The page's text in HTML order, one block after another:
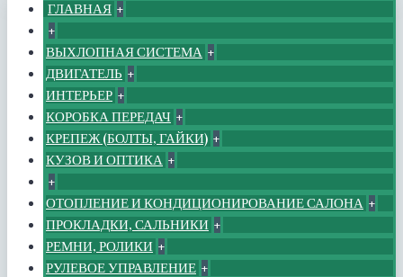
ГЛАВНАЯ +
+
ВЫХЛОПНАЯ СИСТЕМА +
ДВИГАТЕЛЬ +
ИНТЕРЬЕР +
КОРОБКА ПЕРЕДАЧ +
КРЕПЕЖ (БОЛТЫ, ГАЙКИ) +
КУЗОВ И ОПТИКА +
+
ОТОПЛЕНИЕ И КОНДИЦИОНИРОВАНИЕ САЛОНА +
ПРОКЛАДКИ, САЛЬНИКИ +
РЕМНИ, РОЛИКИ +
РУЛЕВОЕ УПРАВЛЕНИЕ +